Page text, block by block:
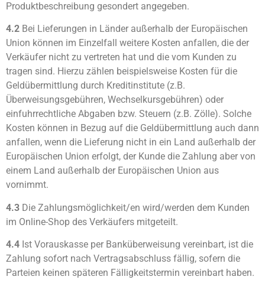
Produktbeschreibung gesondert angegeben.
4.2 Bei Lieferungen in Länder außerhalb der Europäischen
Union können im Einzelfall weitere Kosten anfallen, die der
Verkäufer nicht zu vertreten hat und die vom Kunden zu
tragen sind. Hierzu zählen beispielsweise Kosten für die
Geldübermittlung durch Kreditinstitute (z.B.
Überweisungsgebühren, Wechselkursgebühren) oder
einfuhrrechtliche Abgaben bzw. Steuern (z.B. Zölle). Solche
Kosten können in Bezug auf die Geldübermittlung auch dann
anfallen, wenn die Lieferung nicht in ein Land außerhalb der
Europäischen Union erfolgt, der Kunde die Zahlung aber von
einem Land außerhalb der Europäischen Union aus
vornimmt.
4.3 Die Zahlungsmöglichkeit/en wird/werden dem Kunden
im Online-Shop des Verkäufers mitgeteilt.
4.4 Ist Vorauskasse per Banküberweisung vereinbart, ist die
Zahlung sofort nach Vertragsabschluss fällig, sofern die
Parteien keinen späteren Fälligkeitstermin vereinbart haben.